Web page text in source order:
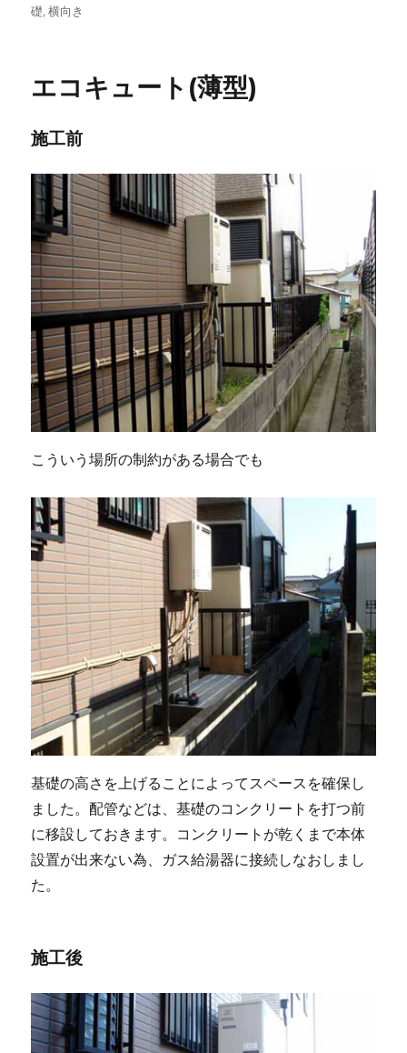
稿
礎,横向き
エコキュート(薄型)
施工前
こういう場所の制約がある場合でも
基礎の高さを上げることによってスペースを確保し
ました。配管などは、基礎のコンクリートを打つ前
に移設しておきます。コンクリートが乾くまで本体
設置が出来ない為、ガス給湯器に接続しなおしまし
た。
施工後